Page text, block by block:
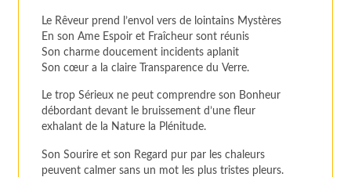
Le Rêveur prend l’envol vers de lointains Mystères
En son Ame Espoir et Fraîcheur sont réunis
Son charme doucement incidents aplanit
Son cœur a la claire Transparence du Verre.
Le trop Sérieux ne peut comprendre son Bonheur
débordant devant le bruissement d’une fleur
exhalant de la Nature la Plénitude.
Son Sourire et son Regard pur par les chaleurs
peuvent calmer sans un mot les plus tristes pleurs.